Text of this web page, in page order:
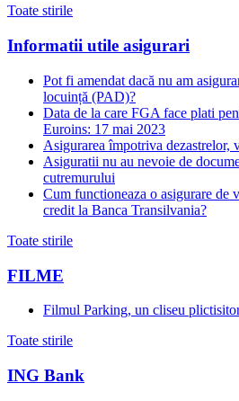
Toate stirile
Informatii utile asigurari
Pot fi amendat dacă nu am
locuință (PAD)?
Data de la care FGA face plati
Euroins: 17 mai 2023
Asigurarea împotriva dezastrelor,
Asiguratii nu au nevoie de
cutremurului
Cum functioneaza o asigurare de
credit la Banca Transilvania?
Toate stirile
FILME
Filmul Parking, un cliseu
Toate stirile
ING Bank